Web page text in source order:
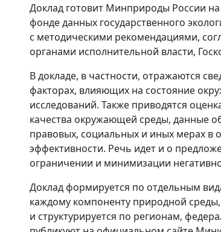
Доклад готовит Минприроды России
фонде данных государственного
с методическими рекомендациями,
органами исполнительной власти,
В докладе, в частности, отражаются
факторах, влияющих на состояние
исследований. Также приводятся
качества окружающей среды, данные
правовых, социальных и иных мерах в
эффективности. Речь идет и о
ограничении и минимизации
Доклад формируется по отдельным
каждому компоненту природной
и структурируется по регионам,